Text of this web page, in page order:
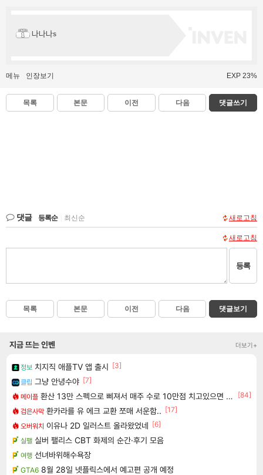
나나나s
메뉴 인장보기 EXP 23%
목록 본문 이전 다음 댓글쓰기
댓글 등록순 최신순 새로고침
새로고침
등록
목록 본문 이전 다음 댓글보기
지금 뜨는 인벤 더보기+
정보 치지직 애플TV 앱 출시 [3]
클립 그냥 안녕수야 [7]
메이플 환산 13만 스펙으로 삐져서 매주 수로 10만점 치고있으면 ㅋㅋ
[84]
검은사막 환카라를 유 에크 교환 쪼매 서운함.. [17]
오버워치 이유나 2D 일러스트 올라왔었네 [6]
실팰 실버 팰리스 CBT 화제의 순간·후기 모음
여행 선녀바위해수욕장
GTA6 8월 28일 넷플릭스에서 예고편 공개 예정